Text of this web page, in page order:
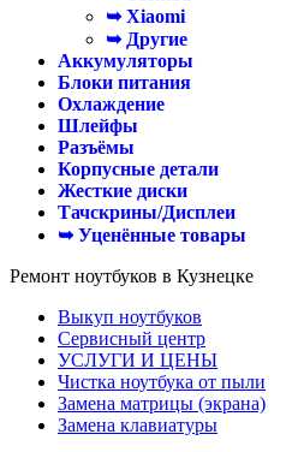
➥ Xiaomi
➥ Другие
Аккумуляторы
Блоки питания
Охлаждение
Шлейфы
Разъёмы
Корпусные детали
Жесткие диски
Тачскрины/Дисплеи
➥ Уценённые товары
Ремонт ноутбуков в Кузнецке
Выкуп ноутбуков
Сервисный центр
УСЛУГИ И ЦЕНЫ
Чистка ноутбука от пыли
Замена матрицы (экрана)
Замена клавиатуры